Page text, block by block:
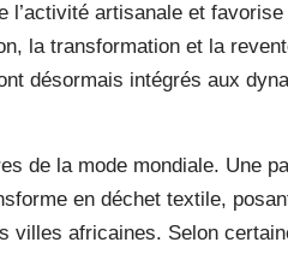
artisanale et favorise
la transformation et la
désormais intégrés aux
de la mode mondiale. Une
en déchet textile,
villes africaines. Selon